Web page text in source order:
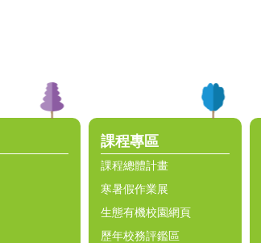
課程專區
課程總體計畫
寒暑假作業展
生態有機校園網頁
歷年校務評鑑區